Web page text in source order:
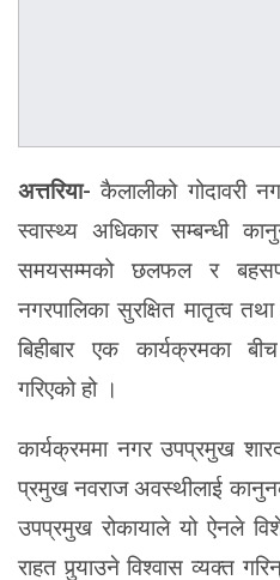
अत्तरिया- कैलालीको गोदावरी
स्वास्थ्य अधिकार सम्बन्धी
समयसम्मको छलफल र
नगरपालिका सुरक्षित मातृत्व
बिहीबार एक कार्यक्रमका
गरिएको हो ।
कार्यक्रममा नगर उपप्रमुख
प्रमुख नवराज अवस्थीलाई
उपप्रमुख रोकायाले यो ऐनले
राहत पुर्‍याउने विश्वास व्यक्त